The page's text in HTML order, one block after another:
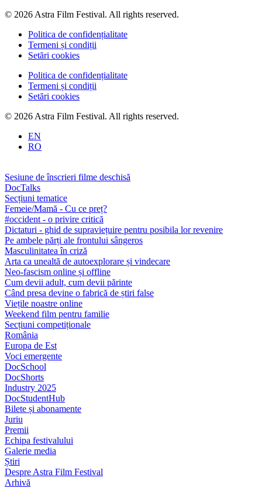
© 2026 Astra Film Festival. All rights reserved.
Politica de confidențialitate
Termeni și condiții
Setări cookies
Politica de confidențialitate
Termeni și condiții
Setări cookies
© 2026 Astra Film Festival. All rights reserved.
EN
RO
Sesiune de înscrieri filme deschisă
DocTalks
Secțiuni tematice
Femeie/Mamă - Cu ce preț?
#occident - o privire critică
Dictaturi - ghid de supraviețuire pentru posibila lor revenire
Pe ambele părți ale frontului sângeros
Masculinitatea în criză
Arta ca unealtă de autoexplorare și vindecare
Neo-fascism online și offline
Cum devii adult, cum devii părinte
Când presa devine o fabrică de știri false
Viețile noastre online
Weekend film pentru familie
Secțiuni competiționale
România
Europa de Est
Voci emergente
DocSchool
DocShorts
Industry 2025
DocStudentHub
Bilete și abonamente
Juriu
Premii
Echipa festivalului
Galerie media
Știri
Despre Astra Film Festival
Arhivă